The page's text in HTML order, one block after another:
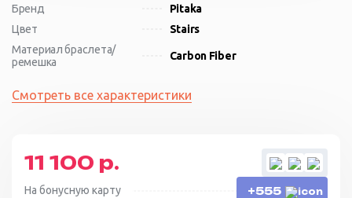
Бренд
Pitaka
Цвет
Stairs
Материал браслета/
ремешка
Carbon Fiber
Смотреть все характеристики
11 100 р.
На бонусную карту +555